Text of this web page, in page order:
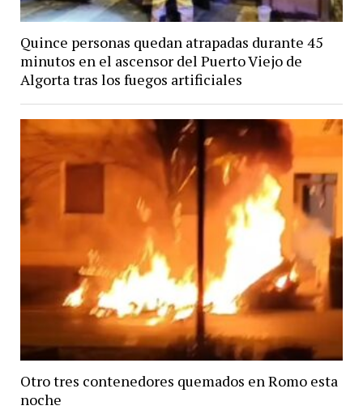
Quince personas quedan atrapadas durante 45
minutos en el ascensor del Puerto Viejo de
Algorta tras los fuegos artificiales
Otro tres contenedores quemados en Romo esta
noche